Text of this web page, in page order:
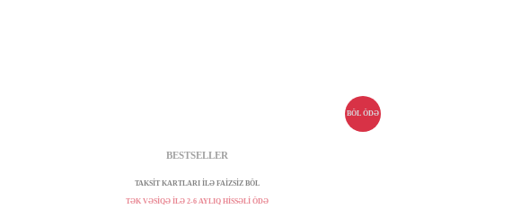
TAKSİT KARTLARI İLƏ FAİZSİZ BÖL
BÖL ÖDƏ
BESTSELLER
TƏK VƏSİQƏ İLƏ 2-6 AYLIQ HİSSƏLİ ÖDƏ